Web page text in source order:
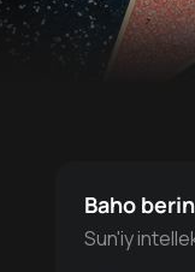
Baho
Sun'iy